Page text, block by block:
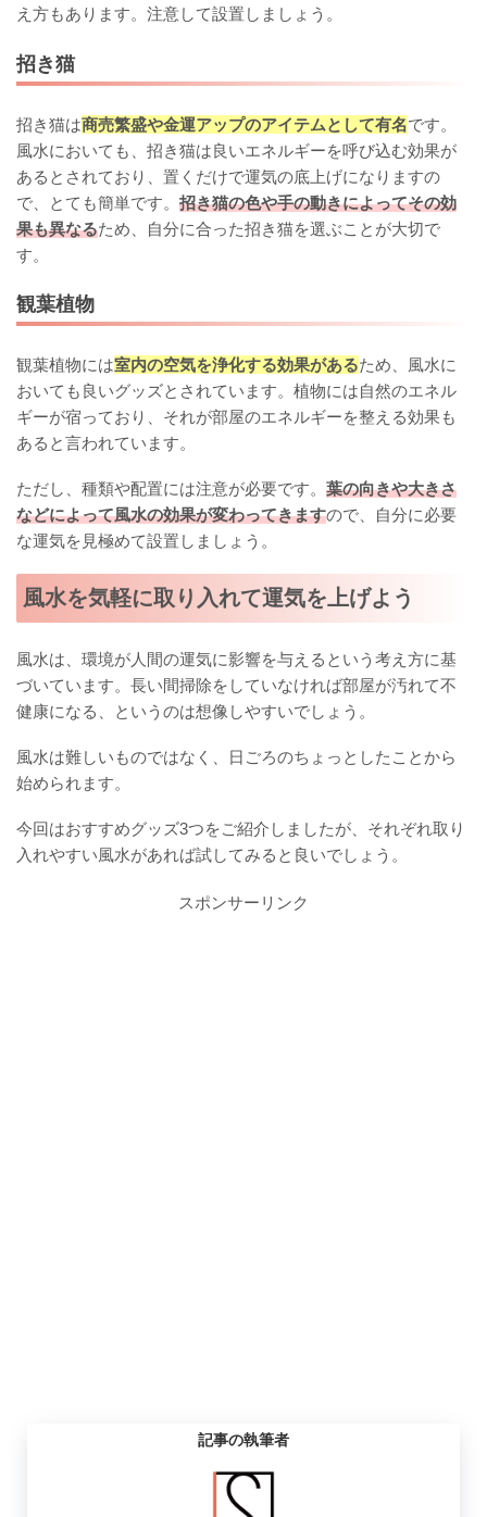
え方もあります。注意して設置しましょう。
招き猫
招き猫は商売繁盛や金運アップのアイテムとして有名です。
風水においても、招き猫は良いエネルギーを呼び込む効果が
あるとされており、置くだけで運気の底上げになりますの
で、とても簡単です。 招き猫の色や手の動きによってその効
果も異なるため、自分に合った招き猫を選ぶことが大切で
す。
観葉植物
観葉植物には室内の空気を浄化する効果があるため、風水に
おいても良いグッズとされています。植物には自然のエネル
ギーが宿っており、それが部屋のエネルギーを整える効果も
あると言われています。
ただし、種類や配置には注意が必要です。 葉の向きや大きさ
などによって風水の効果が変わってきますので、自分に必要
な運気を見極めて設置しましょう。
風水を気軽に取り入れて運気を上げよう
風水は、環境が人間の運気に影響を与えるという考え方に基
づいています。長い間掃除をしていなければ部屋が汚れて不
健康になる、というのは想像しやすいでしょう。
風水は難しいものではなく、日ごろのちょっとしたことから
始められます。
今回はおすすめグッズ3つをご紹介しましたが、それぞれ取り
入れやすい風水があれば試してみると良いでしょう。
スポンサーリンク
記事の執筆者